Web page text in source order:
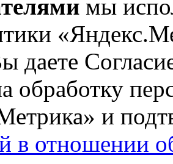
мы
даете
обработку
и
в отношении